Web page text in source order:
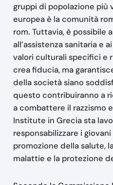
gruppi di popolazione più
europea è la comunità
rom. Tuttavia, è possibile
all’assistenza sanitaria e
valori culturali specifici e
crea fiducia, ma
della società siano
questo contribuiranno a
a combattere il razzismo
Institute in Grecia sta
responsabilizzare i
promozione della salute,
malattie e la protezione